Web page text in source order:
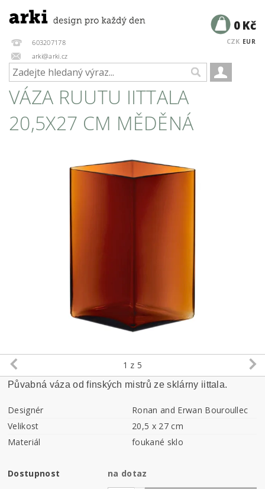
603207178
arki@arki.cz
CZK EUR
0 Kč
VÁZA RUUTU IITTALA
20,5X27 CM MĚDĚNÁ
1 z 5
Půvabná váza od finských mistrů ze sklárny iittala.
Designér
Ronan and Erwan Bouroullec
Velikost
20,5 x 27 cm
Materiál
foukané sklo
Dostupnost na dotaz